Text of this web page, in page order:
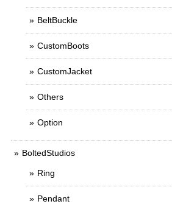
BeltBuckle
CustomBoots
CustomJacket
Others
Option
BoltedStudios
Ring
Pendant